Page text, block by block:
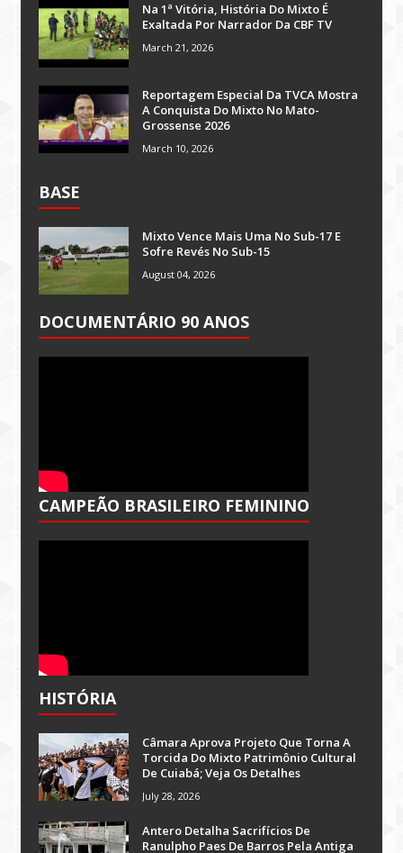
Na 1ª Vitória, História Do Mixto É
Exaltada Por Narrador Da CBF TV
March 21, 2026
Reportagem Especial Da TVCA Mostra
A Conquista Do Mixto No Mato-
Grossense 2026
March 10, 2026
BASE
Mixto Vence Mais Uma No Sub-17 E
Sofre Revés No Sub-15
August 04, 2026
DOCUMENTÁRIO 90 ANOS
CAMPEÃO BRASILEIRO FEMININO
HISTÓRIA
Câmara Aprova Projeto Que Torna A
Torcida Do Mixto Patrimônio Cultural
De Cuiabá; Veja Os Detalhes
July 28, 2026
Antero Detalha Sacrifícios De
Ranulpho Paes De Barros Pela Antiga